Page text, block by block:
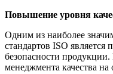
Повышение уровня
Одним из наиболее
стандартов ISO является
безопасности
менеджмента качества